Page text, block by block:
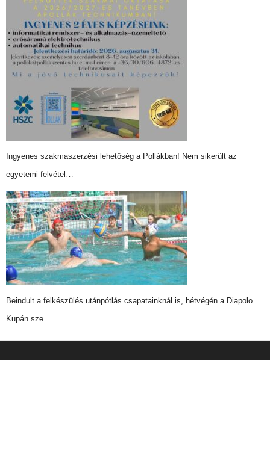
Ingyenes szakmaszerzési lehetőség a Pollákban! Nem sikerült az
egyetemi felvétel…
Beindult a felkészülés utánpótlás csapatainknál is, hétvégén a Diapolo
Kupán sze…